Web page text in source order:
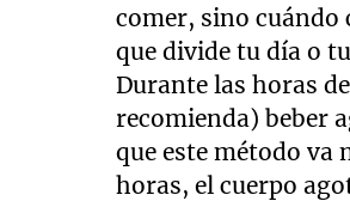
comer, sino cuándo
que divide tu día o
Durante las horas
recomienda) beber
que este método va
horas, el cuerpo